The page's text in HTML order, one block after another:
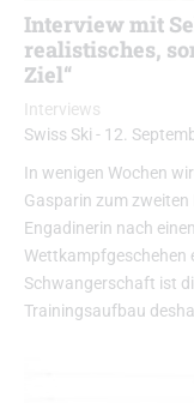
Interview mit
realistisches,
Ziel“
Interviews
Swiss Ski - 12.
In wenigen Wochen
Gasparin zum
Engadinerin nach
Wettkampfgeschehen
Schwangerschaft ist
Trainingsaufbau